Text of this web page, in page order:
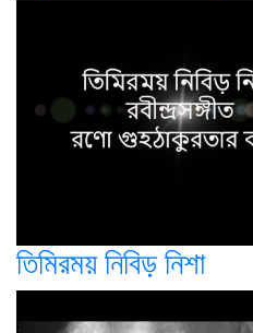
তিমিরময় নিবিড় নিশা